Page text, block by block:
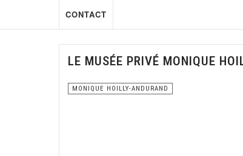
CONTACT
LE MUSÉE PRIVÉ MONIQUE
MONIQUE HOILLY-ANDURAND